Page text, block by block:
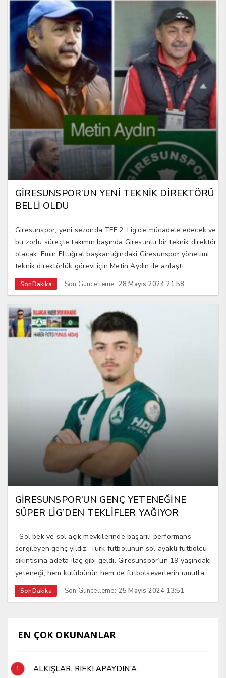
GİRESUNSPOR’UN YENİ TEKNİK DİREKTÖRÜ
BELLİ OLDU
Giresunspor, yeni sezonda TFF 2. Lig'de mücadele edecek ve
bu zorlu süreçte takımın başında Giresunlu bir teknik direktör
olacak. Emin Eltuğral başkanlığındaki Giresunspor yönetimi,
teknik direktörlük görevi için Metin Aydın ile anlaştı. ...
SonDakika Son Güncelleme: 28 Mayıs 2024 21:58
GİRESUNSPOR’UN GENÇ YETENEĞİNE
SÜPER LİG’DEN TEKLİFLER YAĞIYOR
Sol bek ve sol açık mevkilerinde başarılı performans
sergileyen genç yıldız, Türk futbolunun sol ayaklı futbolcu
sıkıntısına adeta ilaç gibi geldi. Giresunspor’un 19 yaşındaki
yeteneği, hem kulübünün hem de futbolseverlerin umutla...
SonDakika Son Güncelleme: 25 Mayıs 2024 13:51
EN ÇOK OKUNANLAR
1 ALKIŞLAR, RIFKI APAYDIN’A